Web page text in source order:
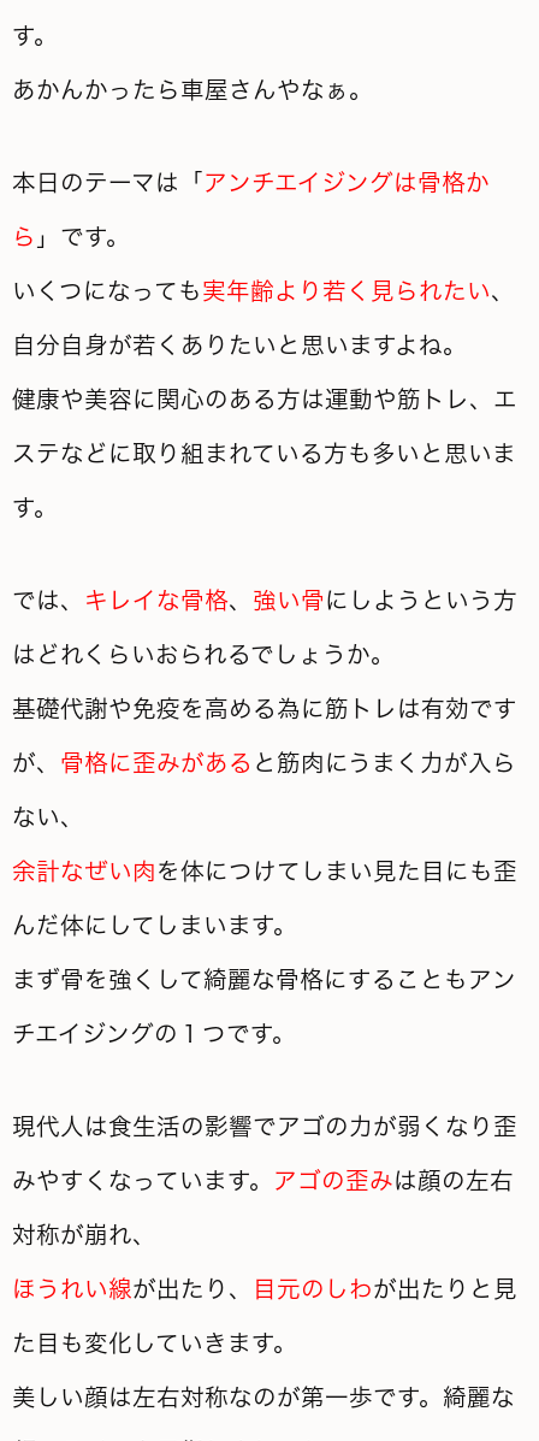
す。
あかんかったら車屋さんやなぁ。
本日のテーマは「 アンチエイジングは骨格か
ら 」です。
いくつになっても 実年齢より若く見られたい、
自分自身が若くありたいと思いますよね。
健康や美容に関心のある方は運動や筋トレ、エ
ステなどに取り組まれている方も多いと思いま
す。
では、 キレイな骨格、 強い骨 にしようという方
はどれくらいおられるでしょうか。
基礎代謝や免疫を高める為に筋トレは有効です
が、 骨格に歪みがある と筋肉にうまく力が入ら
ない、
余計なぜい肉 を体につけてしまい見た目にも歪
んだ体にしてしまいます。
まず骨を強くして綺麗な骨格にすることもアン
チエイジングの１つです。
現代人は食生活の影響でアゴの力が弱くなり歪
みやすくなっています。 アゴの歪みは顔の左右
対称が崩れ、
ほうれい線が出たり、 目元のしわが出たりと見
た目も変化していきます。
美しい顔は左右対称なのが第一歩です。綺麗な